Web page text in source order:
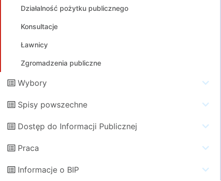
Działalność pożytku publicznego
Konsultacje
Ławnicy
Zgromadzenia publiczne
Wybory
Spisy powszechne
Dostęp do Informacji Publicznej
Praca
Informacje o BIP